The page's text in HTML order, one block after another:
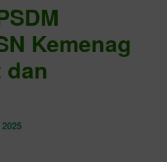
Kemenag
dan